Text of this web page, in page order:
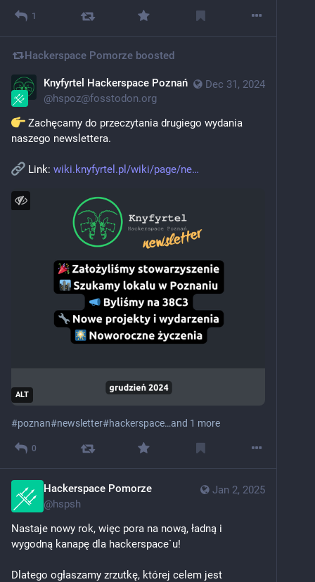
1
Hackerspace Pomorze boosted
Dec 31, 2024
Knyfyrtel Hackerspace Poznań
@hspoz@fosstodon.org
Zachęcamy do przeczytania drugiego wydania
naszego newslettera.
Link: wiki.knyfyrtel.pl/wiki/page/ne
ALT
#poznan#newsletter#hackerspace…and 1 more
0
Jan 2, 2025
Hackerspace Pomorze
@hspsh
Nastaje nowy rok, więc pora na nową, ładną i
wygodną kanapę dla hackerspace`u!
Dlatego ogłaszamy zrzutkę, której celem jest